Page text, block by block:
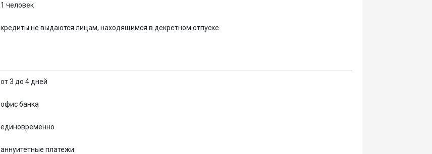
1 человек
кредиты не выдаются лицам, находящимся в декретном отпуске
от 3 до 4 дней
офис банка
единовременно
аннуитетные платежи